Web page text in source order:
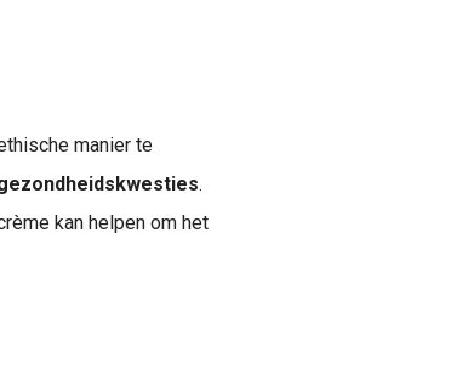
manier te
.
kan helpen om het